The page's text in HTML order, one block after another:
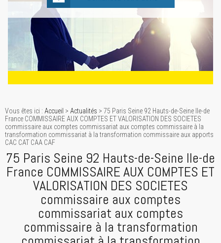
Vous êtes ici : Accueil > Actualités > 75 Paris Seine 92 Hauts-de-Seine Ile-de
France COMMISSAIRE AUX COMPTES ET VALORISATION DES SOCIETES
commissaire aux comptes commissariat aux comptes commissaire à la
transformation commissariat à la transformation commissaire aux apports
CAC CAT CAA CAF
75 Paris Seine 92 Hauts-de-Seine Ile-de
France COMMISSAIRE AUX COMPTES ET
VALORISATION DES SOCIETES
commissaire aux comptes
commissariat aux comptes
commissaire à la transformation